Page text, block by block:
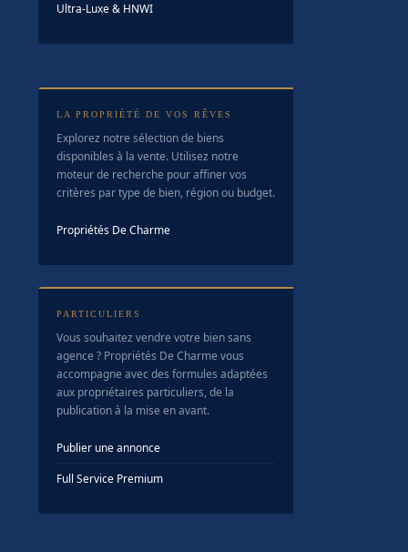
Ultra-Luxe & HNWI
LA PROPRIÉTÉ DE VOS RÊVES
Explorez notre sélection de biens
disponibles à la vente. Utilisez notre
moteur de recherche pour affiner vos
critères par type de bien, région ou budget.
Propriétés De Charme
PARTICULIERS
Vous souhaitez vendre votre bien sans
agence ? Propriétés De Charme vous
accompagne avec des formules adaptées
aux propriétaires particuliers, de la
publication à la mise en avant.
Publier une annonce
Full Service Premium